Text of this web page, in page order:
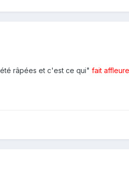
râpées et c'est ce qui" fait